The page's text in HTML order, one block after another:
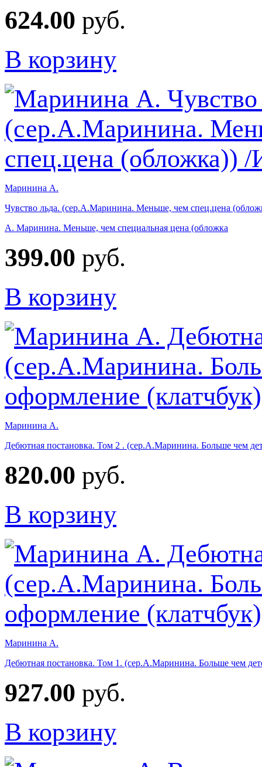
624.00 руб.
В корзину
Маринина А.
Чувство льда. (сер.А.Маринина. Меньше, чем спец.цена
А. Маринина. Меньше, чем специальная цена (обложка
399.00 руб.
В корзину
Маринина А.
Дебютная постановка. Том 2 . (сер.А.Маринина. Больше чем
820.00 руб.
В корзину
Маринина А.
Дебютная постановка. Том 1. (сер.А.Маринина. Больше чем
927.00 руб.
В корзину